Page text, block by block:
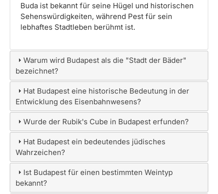
Buda ist bekannt für seine Hügel und historischen
Sehenswürdigkeiten, während Pest für sein
lebhaftes Stadtleben berühmt ist.
Warum wird Budapest als die "Stadt der Bäder"
bezeichnet?
Hat Budapest eine historische Bedeutung in der
Entwicklung des Eisenbahnwesens?
Wurde der Rubik's Cube in Budapest erfunden?
Hat Budapest ein bedeutendes jüdisches
Wahrzeichen?
Ist Budapest für einen bestimmten Weintyp
bekannt?